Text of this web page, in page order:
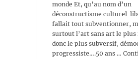
monde Et, qu’au nom d’un
déconstructisme culturel
fallait tout subventionner,
surtout l’art sans art le plus
donc le plus subversif,
progressiste….50 ans …